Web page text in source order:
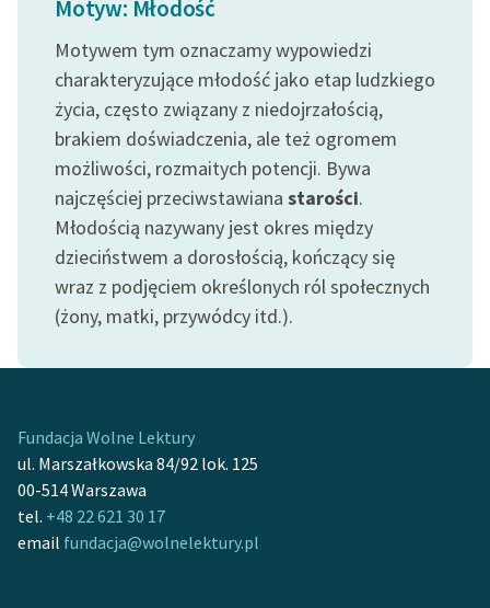
Ręce pełne poezji
Kolekcje edukacyjne
twórców przechodzących
do domeny publicznej,
lektur szkolnych oraz
Starego Testamentu
Odkurzamy bohaterów
Szkoła Poezji Wolnych
O nas
Kontakt
Zespół
Zasady wykorzystania
Motyw: Młodość
Motywem tym oznaczamy wypowiedzi
charakteryzujące młodość jako etap ludzkiego
życia, często związany z niedojrzałością,
brakiem doświadczenia, ale też ogromem
możliwości, rozmaitych potencji. Bywa
najczęściej przeciwstawiana starości.
Młodością nazywany jest okres między
dzieciństwem a dorosłością, kończący się
wraz z podjęciem określonych ról społecznych
(żony, matki, przywódcy itd.).
Fundacja Wolne Lektury
ul. Marszałkowska 84/92 lok. 125
00-514 Warszawa
tel. +48 22 621 30 17
email fundacja@wolnelektury.pl